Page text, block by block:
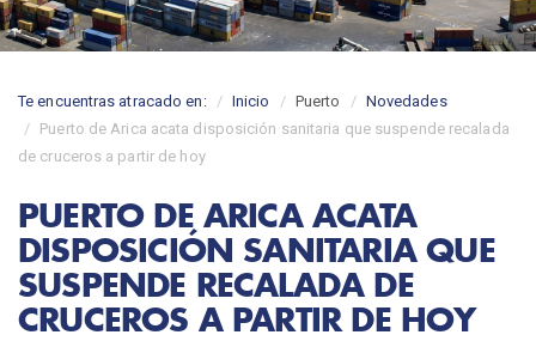
Te encuentras atracado en: Inicio Puerto
Novedades
Puerto de Arica acata disposición sanitaria que suspende recalada
de cruceros a partir de hoy
PUERTO DE ARICA ACATA
DISPOSICIÓN SANITARIA QUE
SUSPENDE RECALADA DE
CRUCEROS A PARTIR DE HOY